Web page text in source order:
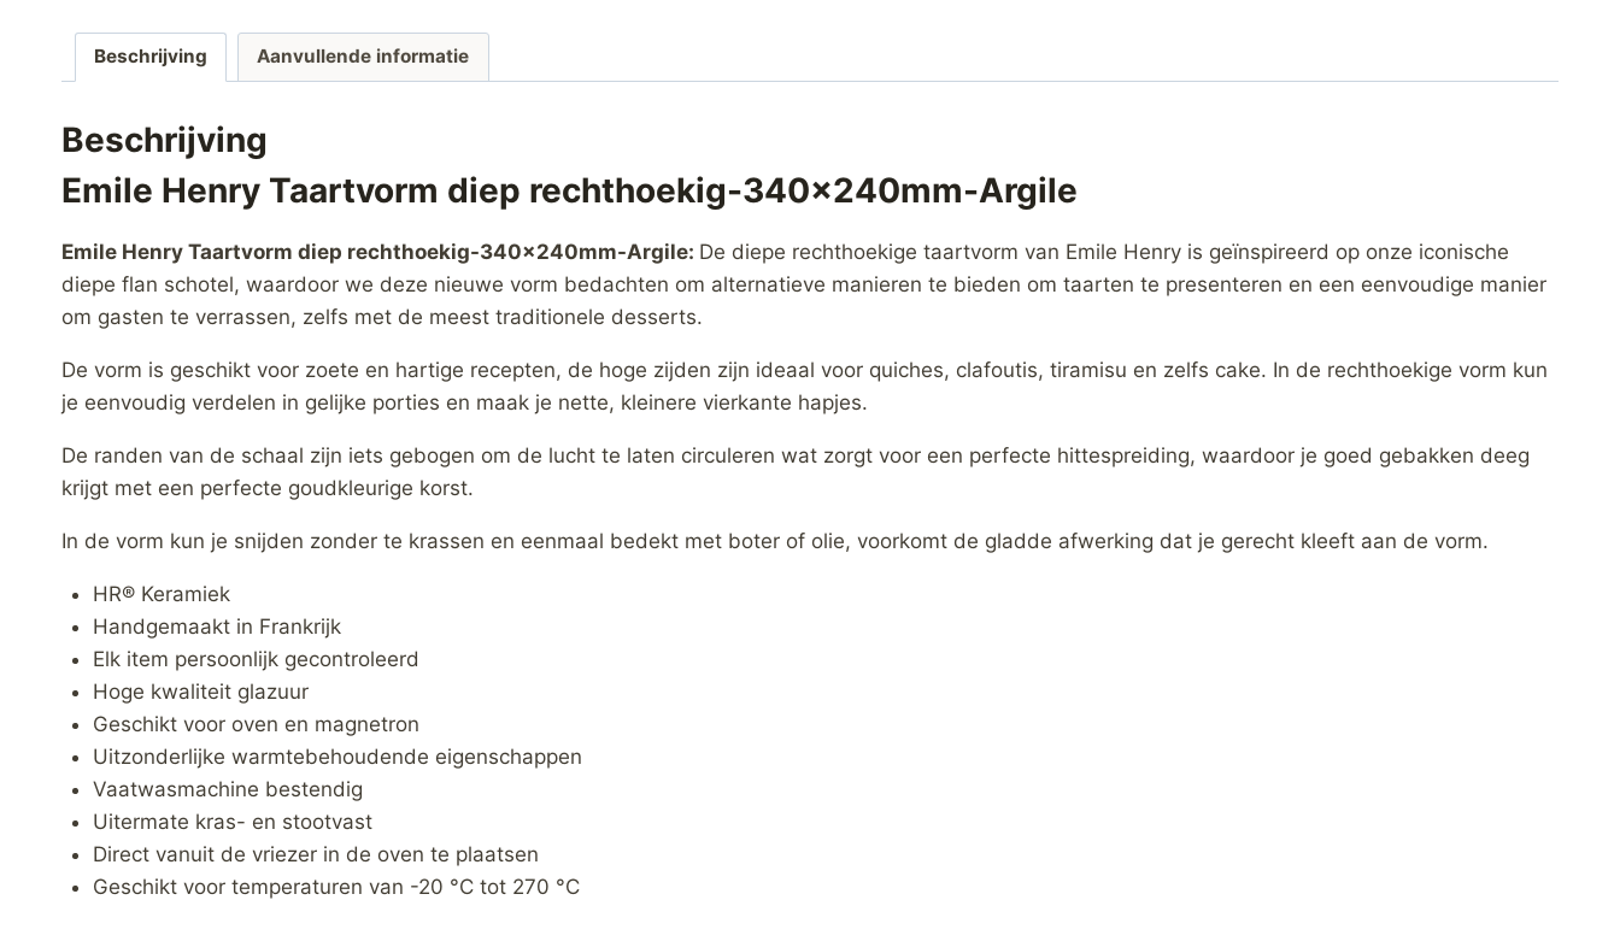
Beschrijving Aanvullende informatie
Beschrijving
Emile Henry Taartvorm diep rechthoekig-340x240mm-Argile
Emile Henry Taartvorm diep rechthoekig-340x240mm-Argile: De diepe rechthoekige taartvorm van Emile Henry is geïnspireerd op onze iconische
diepe flan schotel, waardoor we deze nieuwe vorm bedachten om alternatieve manieren te bieden om taarten te presenteren en een eenvoudige manier
om gasten te verrassen, zelfs met de meest traditionele desserts.
De vorm is geschikt voor zoete en hartige recepten, de hoge zijden zijn ideaal voor quiches, clafoutis, tiramisu en zelfs cake. In de rechthoekige vorm kun
je eenvoudig verdelen in gelijke porties en maak je nette, kleinere vierkante hapjes.
De randen van de schaal zijn iets gebogen om de lucht te laten circuleren wat zorgt voor een perfecte hittespreiding, waardoor je goed gebakken deeg
krijgt met een perfecte goudkleurige korst.
In de vorm kun je snijden zonder te krassen en eenmaal bedekt met boter of olie, voorkomt de gladde afwerking dat je gerecht kleeft aan de vorm.
HR® Keramiek
Handgemaakt in Frankrijk
Elk item persoonlijk gecontroleerd
Hoge kwaliteit glazuur
Geschikt voor oven en magnetron
Uitzonderlijke warmtebehoudende eigenschappen
Vaatwasmachine bestendig
Uitermate kras- en stootvast
Direct vanuit de vriezer in de oven te plaatsen
Geschikt voor temperaturen van -20 °C tot 270 °C